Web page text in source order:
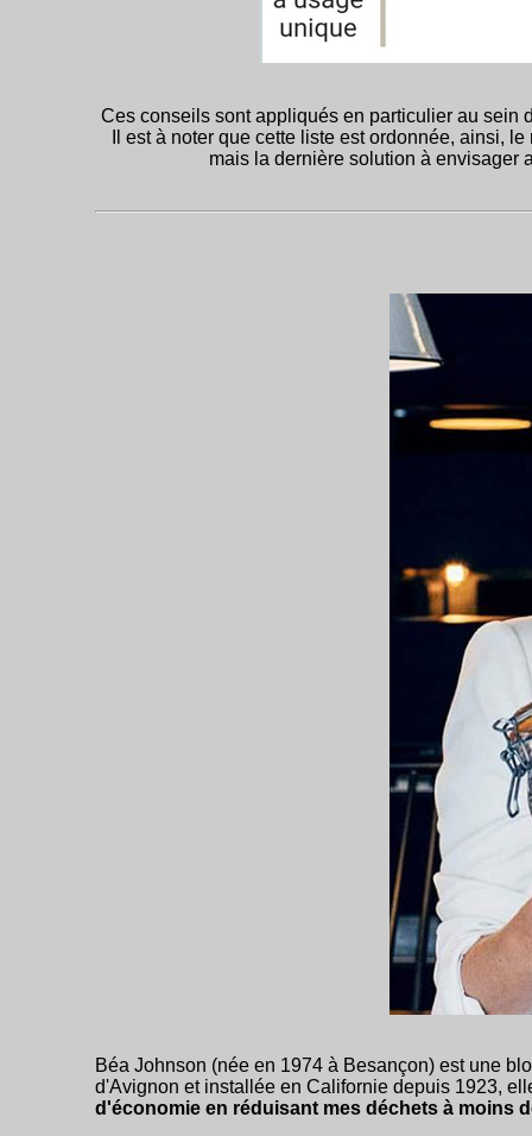
Ces conseils sont appliqués en particulier au sein
Il est à noter que cette liste est ordonnée, ainsi,
mais la dernière solution à envisager
Béa Johnson (née en 1974 à Besançon) est une
d'Avignon et installée en Californie depuis 1923,
d'économie en réduisant mes déchets à moins